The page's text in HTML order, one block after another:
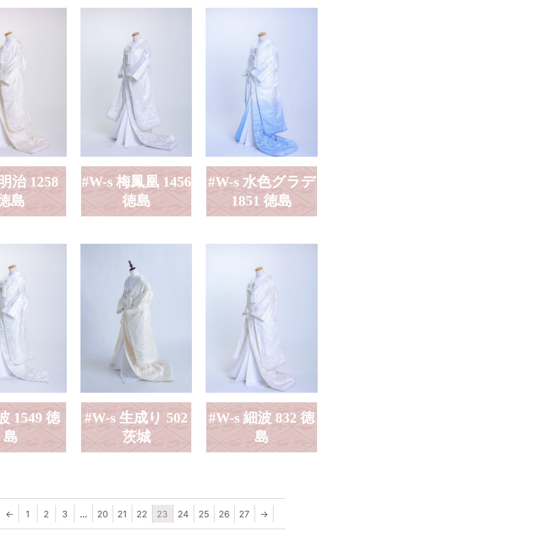
治 1258
島
#W-s 梅鳳凰 1456
徳島
#W-s 水色グラデ
1851 徳島
1549 徳
島
#W-s 生成り 502
茨城
#W-s 細波 832 徳
島
← 1 2 3 … 20 21 22 23 24 25 26 27 →